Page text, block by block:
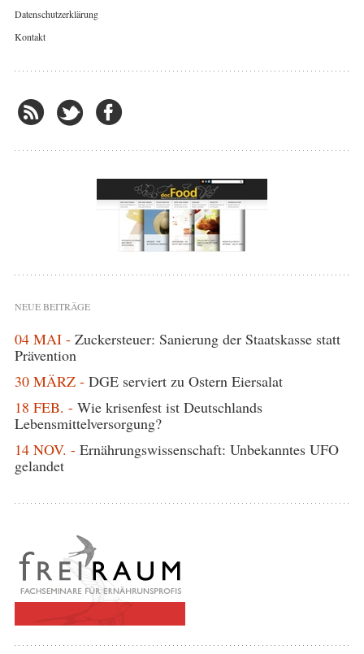
Datenschutzerklärung
Kontakt
NEUE BEITRÄGE
04 MAI - Zuckersteuer: Sanierung der Staatskasse statt
Prävention
30 MÄRZ - DGE serviert zu Ostern Eiersalat
18 FEB. - Wie krisenfest ist Deutschlands
Lebensmittelversorgung?
14 NOV. - Ernährungswissenschaft: Unbekanntes UFO
gelandet